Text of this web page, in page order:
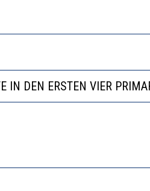
DAS
INVESTITIONEN BRINGEN